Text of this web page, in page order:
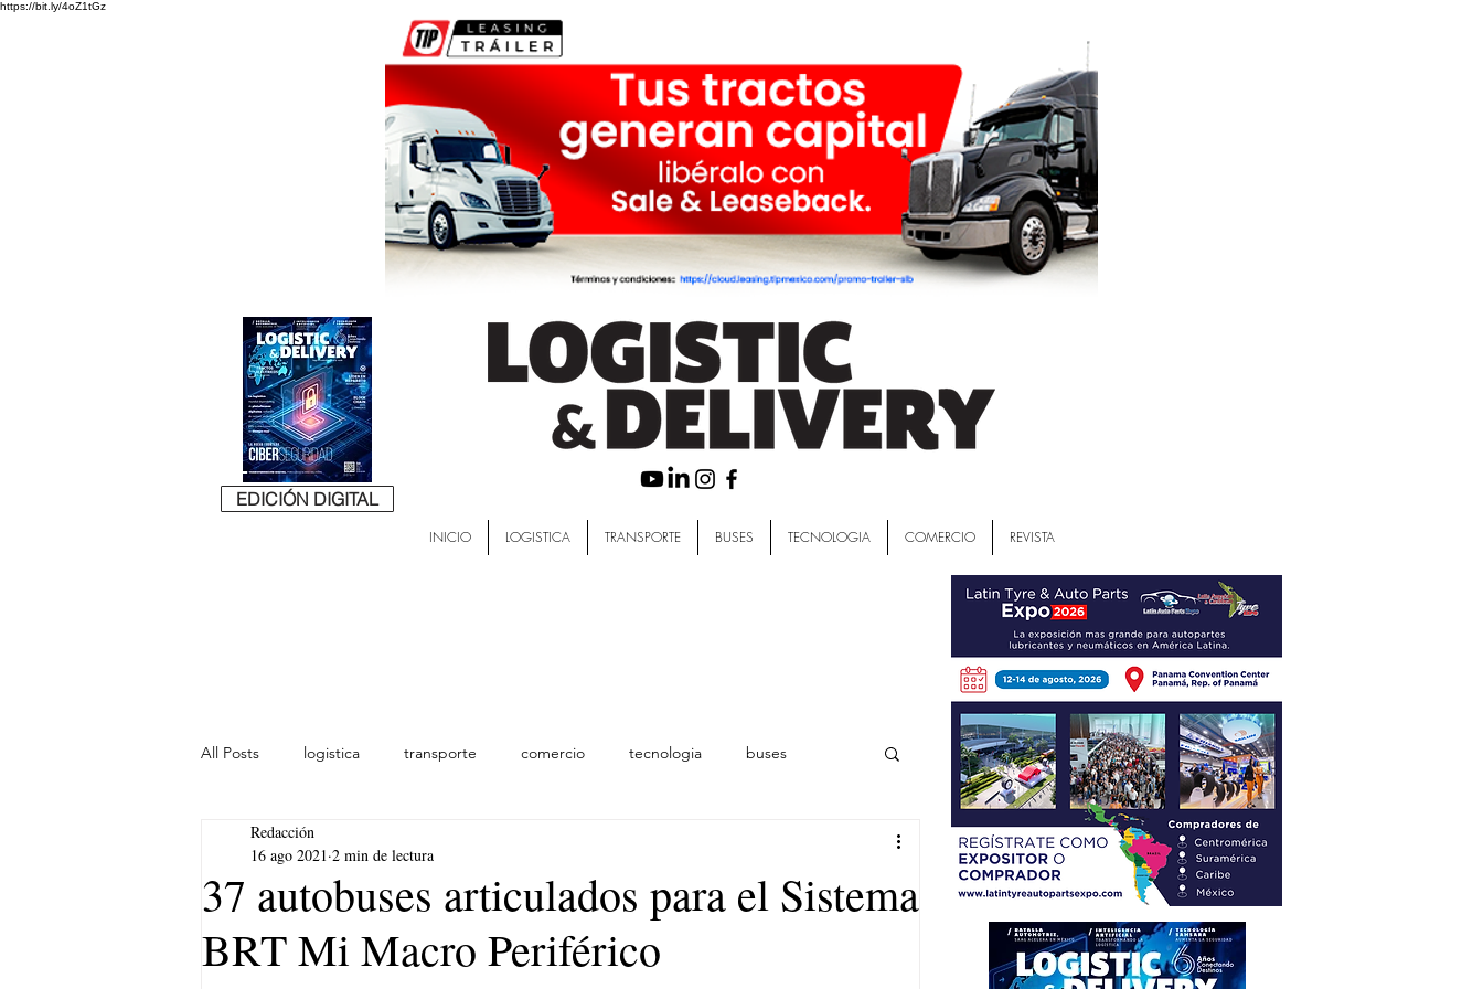
https://bit.ly/4oZ1tGz
EDICIÓN DIGITAL
INICIO LOGISTICA TRANSPORTE BUSES TECNOLOGIA COMERCIO REVISTA
All Posts logistica transporte comercio tecnologia buses
lideres
37 autobuses articulados para el Sistema
BRT Mi Macro Periférico
Redacción
16 ago 2021 2 min de lectura